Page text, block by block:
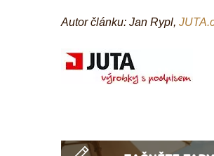
Autor článku: Jan Rypl,